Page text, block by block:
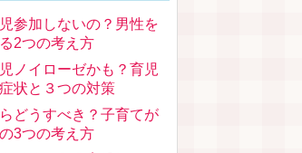
参加しないの？男性を
2つの考え方
ノイローゼかも？育児
状と３つの対策
どうすべき？子育てが
3つの考え方